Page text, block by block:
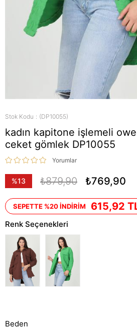
Stok Kodu (DP10055)
kadın kapitone işlemeli
ceket gömlek DP10055
Yorumlar
%13
₺879,90 ₺769,90
SEPETTE %20 İNDİRİM 615,92
Renk Seçenekleri
Beden